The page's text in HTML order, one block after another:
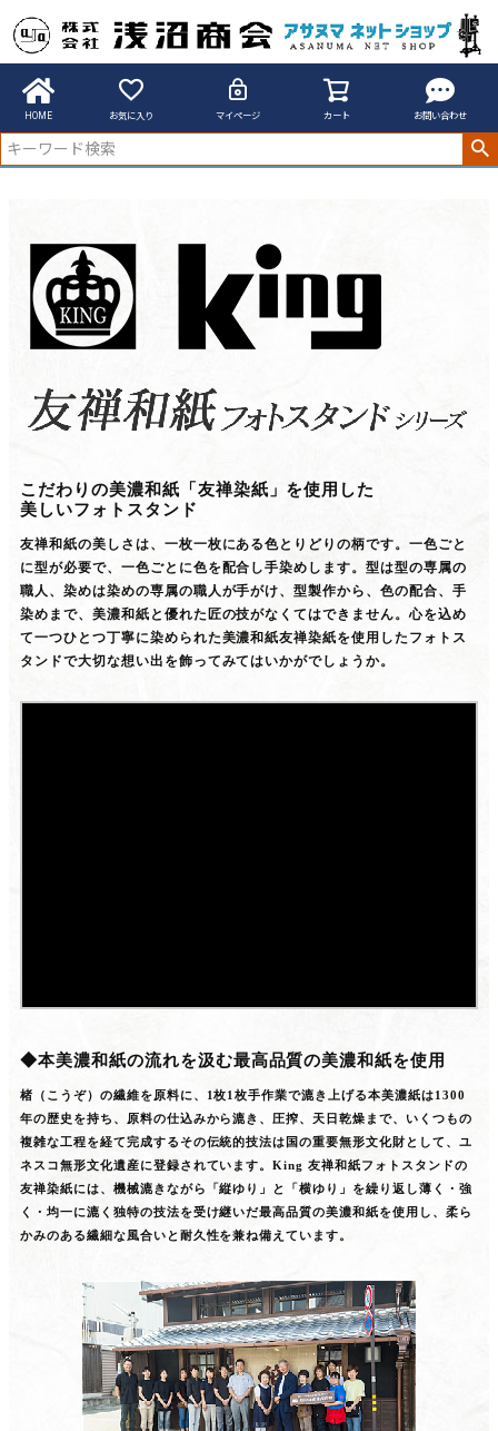
HOME お気に入り マイページ カート お問い合わせ
アサヌマネットショップ
こだわりの美濃和紙「友禅染紙」を使用した
美しいフォトスタンド
友禅和紙の美しさは、一枚一枚にある色とりどりの柄です。一色ごと
に型が必要で、一色ごとに色を配合し手染めします。型は型の専属の
職人、染めは染めの専属の職人が手がけ、型製作から、色の配合、手
染めまで、美濃和紙と優れた匠の技がなくてはできません。心を込め
て一つひとつ丁寧に染められた美濃和紙友禅染紙を使用したフォトス
タンドで大切な想い出を飾ってみてはいかがでしょうか。
◆本美濃和紙の流れを汲む最高品質の美濃和紙を使用
楮（こうぞ）の繊維を原料に、1枚1枚手作業で漉き上げる本美濃紙は1300
年の歴史を持ち、原料の仕込みから漉き、圧搾、天日乾燥まで、いくつもの
複雑な工程を経て完成するその伝統的技法は国の重要無形文化財として、ユ
ネスコ無形文化遺産に登録されています。King 友禅和紙フォトスタンドの
友禅染紙には、機械漉きながら「縦ゆり」と「横ゆり」を繰り返し薄く・強
く・均一に漉く独特の技法を受け継いだ最高品質の美濃和紙を使用し、柔ら
かみのある繊細な風合いと耐久性を兼ね備えています。